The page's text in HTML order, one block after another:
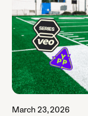
March 23, 2026